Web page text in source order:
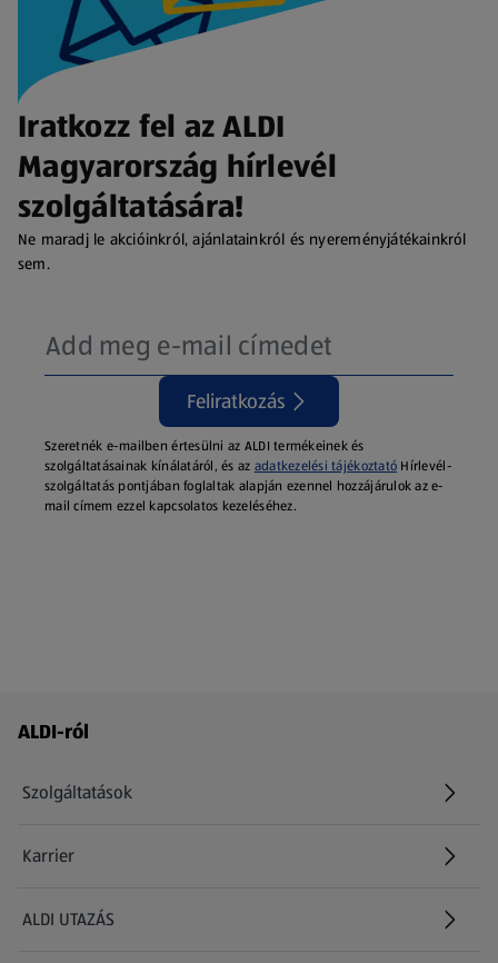
Iratkozz fel az ALDI
Magyarország hírlevél
szolgáltatására!
Ne maradj le akcióinkról, ajánlatainkról és nyereményjátékainkról
sem.
Feliratkozás
Szeretnék e-mailben értesülni az ALDI termékeinek és
szolgáltatásainak kínálatáról, és az adatkezelési tájékoztató Hírlevél-
szolgáltatás pontjában foglaltak alapján ezennel hozzájárulok az e-
mail címem ezzel kapcsolatos kezeléséhez.
Láblécmenü - további linkek
ALDI-ról
Szolgáltatások
Karrier
(új oldalon nyílik meg)
ALDI UTAZÁS
(új oldalon nyílik meg)